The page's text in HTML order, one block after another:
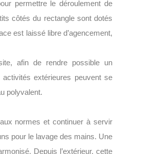
permettre le déroulement de
côtés du rectangle sont dotés
est laissé libre d’agencement,
afin de rendre possible un
activités extérieures peuvent se
polyvalent.
normes et continuer à servir
pour le lavage des mains. Une
Depuis l’extérieur, cette